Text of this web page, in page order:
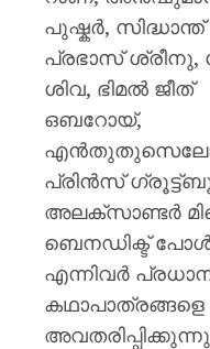
പുഷ്കർ, സിദ്ധാന്ത്
പ്രഭാസ്
ശിവ, ഭിമൽ ജീത്
ഒബറോയ്,
പ്രിൻസ്
അലക്സാണ്ടർ
ബെനഡിക്ട് പോൾ
എന്നിവർ
കഥാപാത്രങ്ങളെ